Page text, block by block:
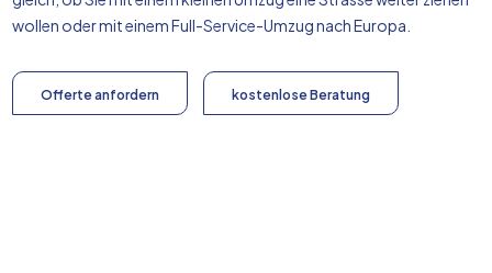
wollen oder mit einem Full-Service-Umzug nachEuropa
Offerte anfordern kostenlose Beratung